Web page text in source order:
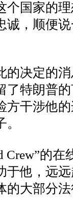
个国家的
诚，顺便
的决定的
了特朗普
方干涉他
Crew”的在
于他，远
的大部分